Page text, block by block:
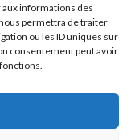
informations des
permettra de traiter
ou les ID uniques sur
consentement peut avoir